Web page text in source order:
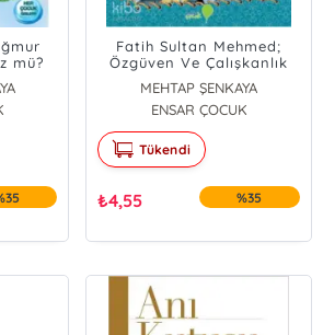
mü?
Fatih Sultan Mehmed;
Özgüven Ve Çalışkanlık
MEHTAP ŞENKAYA
ENSAR ÇOCUK
Tükendi
₺4,55 %35